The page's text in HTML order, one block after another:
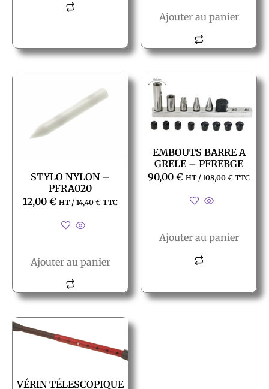
Ajouter au panier
STYLO NYLON –
PFRA020
12,00 € HT / 14,40 € TTC
Ajouter au panier
EMBOUTS BARRE A
GRELE – PFREBGE
90,00 € HT / 108,00 € TTC
Ajouter au panier
VÉRIN TÉLESCOPIQUE